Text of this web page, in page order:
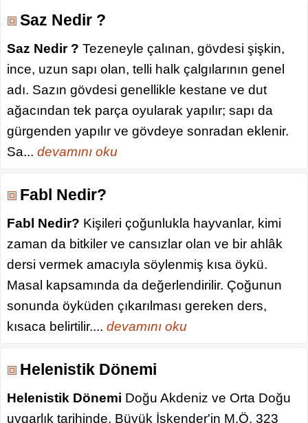
Saz Nedir ?
Saz Nedir ? Tezeneyle çalınan, gövdesi şişkin,
ince, uzun sapı olan, telli halk çalgılarının genel
adı. Sazın gövdesi genellikle kestane ve dut
ağacından tek parça oyularak yapılır; sapı da
gürgenden yapılır ve gövdeye sonradan eklenir.
Sa... devamını oku
Fabl Nedir?
Fabl Nedir? Kişileri çoğunlukla hayvanlar, kimi
zaman da bitkiler ve cansızlar olan ve bir ahlâk
dersi vermek amacıyla söylenmiş kısa öykü.
Masal kapsamında da değerlendirilir. Çoğunun
sonunda öyküden çıkarılması gereken ders,
kısaca belirtilir.... devamını oku
Helenistik Dönemi
Helenistik Dönemi Doğu Akdeniz ve Orta Doğu
uygarlık tarihinde, Büyük İskender'in M.Ö. 323